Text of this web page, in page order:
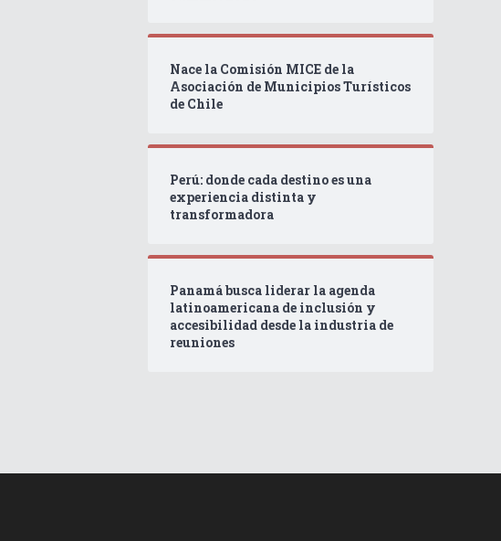
Nace la Comisión MICE de la
Asociación de Municipios Turísticos
de Chile
Perú: donde cada destino es una
experiencia distinta y
transformadora
Panamá busca liderar la agenda
latinoamericana de inclusión y
accesibilidad desde la industria de
reuniones